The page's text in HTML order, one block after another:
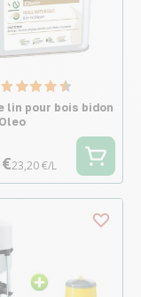
lin pour bois bidon
23,20 €/L